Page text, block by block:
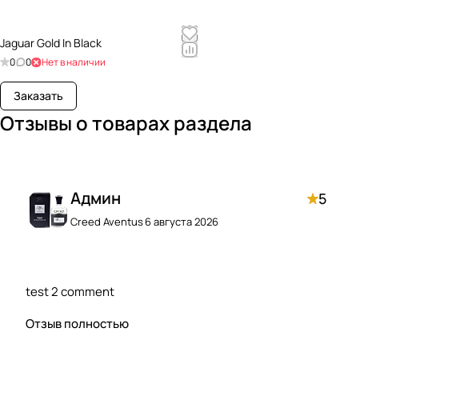
Jaguar Gold In Black
0 0 Нет в наличии
Заказать
Отзывы о товарах раздела
Админ 5
Creed Aventus6 августа 2026
test 2 comment
Отзыв полностью